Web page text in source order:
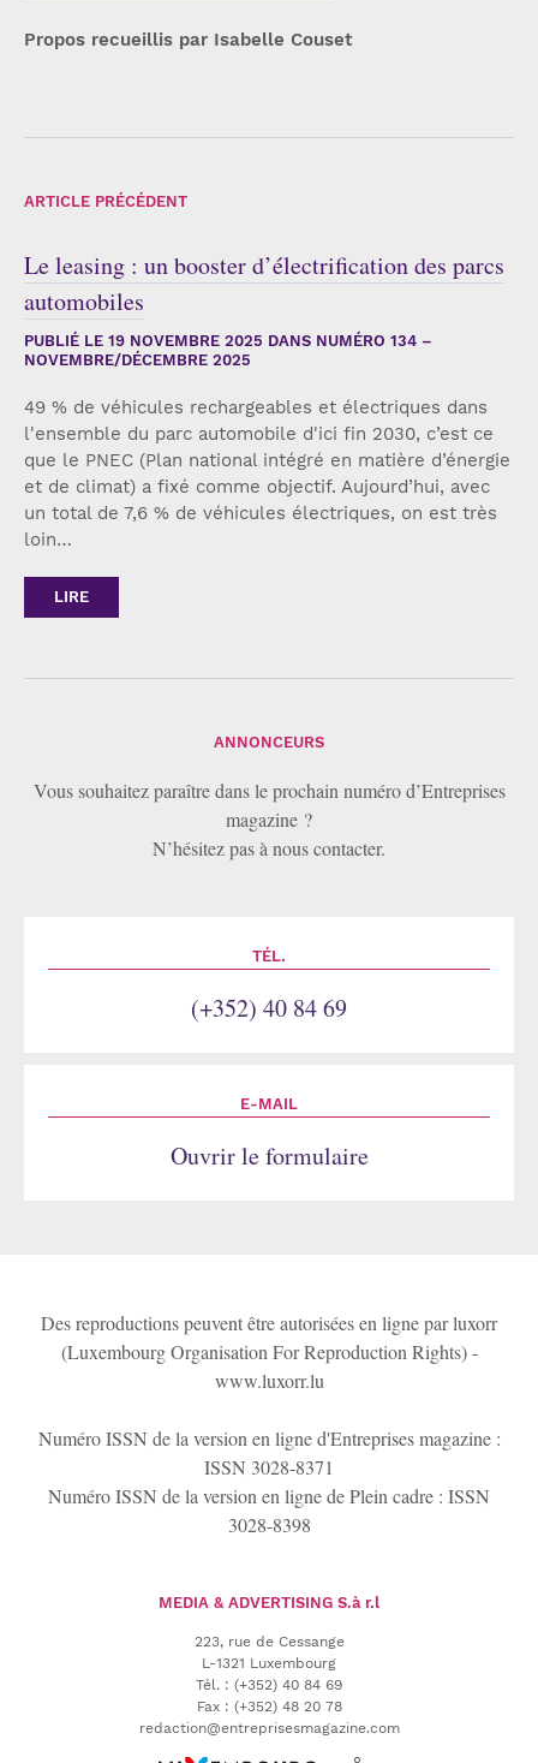
Propos recueillis par Isabelle Couset
ARTICLE PRÉCÉDENT
Le leasing : un booster d’électrification des parcs
automobiles
PUBLIÉ LE 19 NOVEMBRE 2025 DANS NUMÉRO 134 –
NOVEMBRE/DÉCEMBRE 2025
49 % de véhicules rechargeables et électriques dans
l'ensemble du parc automobile d'ici fin 2030, c’est ce
que le PNEC (Plan national intégré en matière d’énergie
et de climat) a fixé comme objectif. Aujourd’hui, avec
un total de 7,6 % de véhicules électriques, on est très
loin…
LIRE
ANNONCEURS
Vous souhaitez paraître dans le prochain numéro d’Entreprises
magazine ?
N’hésitez pas à nous contacter.
TÉL.
(+352) 40 84 69
E-MAIL
Ouvrir le formulaire
Des reproductions peuvent être autorisées en ligne par luxorr
(Luxembourg Organisation For Reproduction Rights) -
www.luxorr.lu
Numéro ISSN de la version en ligne d'Entreprises magazine :
ISSN 3028-8371
Numéro ISSN de la version en ligne de Plein cadre : ISSN
3028-8398
MEDIA & ADVERTISING S.à r.l
223, rue de Cessange
L-1321 Luxembourg
Tél. : (+352) 40 84 69
Fax : (+352) 48 20 78
redaction@entreprisesmagazine.com